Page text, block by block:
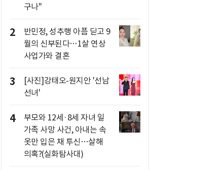
구나"
2
반민정, 성추행 아픔 딛고 9
월의 신부된다…1살 연상
사업가와 결혼
3
[사진]강태오-원지안 '선남
선녀'
4
부모와 12세·8세 자녀 일
가족 사망 사건, 아내는 속
옷만 입은 채 투신…살해
의혹?(실화탐사대)